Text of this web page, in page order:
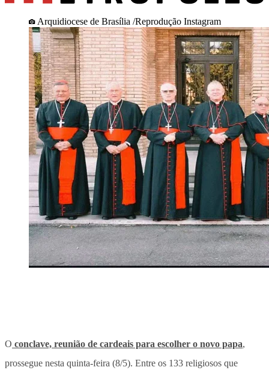
Arquidiocese de Brasília /Reprodução Instagram
O conclave, reunião de cardeais para escolher o novo papa,
prossegue nesta quinta-feira (8/5). Entre os 133 religiosos que